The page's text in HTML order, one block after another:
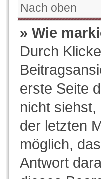
Nach oben
» Wie
Durch
erste Seite
nicht
der letzten
möglich,
Antwort